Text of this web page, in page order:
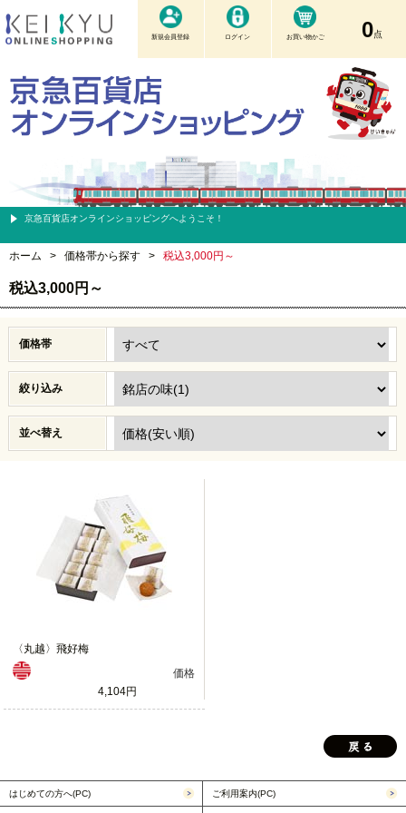
新規会員登録 ログイン お買い物かご 0点
京急百貨店オンラインショッピングへようこそ！
ホーム > 価格帯から探す > 税込3,000円～
税込3,000円～
価格帯
絞り込み
並べ替え
〈丸越〉飛好梅
価格
4,104円
はじめての方へ(PC) ご利用案内(PC)